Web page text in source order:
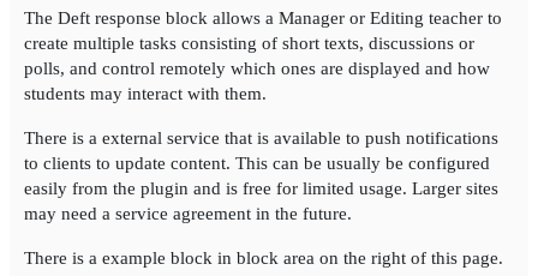
The Deft response block allows a Manager or Editing teacher to
create multiple tasks consisting of short texts, discussions or
polls, and control remotely which ones are displayed and how
students may interact with them.
There is a external service that is available to push notifications
to clients to update content. This can be usually be configured
easily from the plugin and is free for limited usage. Larger sites
may need a service agreement in the future.
There is a example block in block area on the right of this page.